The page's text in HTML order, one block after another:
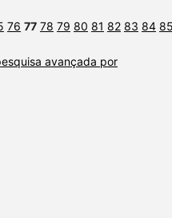
76 77 78 79 80 81 82 83 84
avançada por